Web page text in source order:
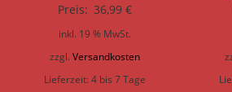
Preis: 36,99€
inkl. 19 % MwSt.
zzgl.Versandkosten
Lieferzeit:4 bis 7 Tage